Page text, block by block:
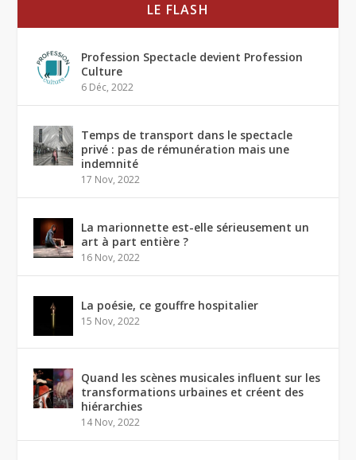
LE FLASH
Profession Spectacle devient Profession
Culture
6 Déc, 2022
Temps de transport dans le spectacle
privé : pas de rémunération mais une
indemnité
17 Nov, 2022
La marionnette est-elle sérieusement un
art à part entière ?
16 Nov, 2022
La poésie, ce gouffre hospitalier
15 Nov, 2022
Quand les scènes musicales influent sur les
transformations urbaines et créent des
hiérarchies
14 Nov, 2022